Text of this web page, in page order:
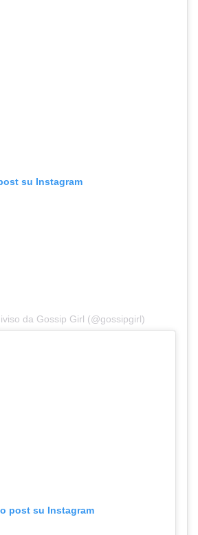
su Instagram
da Gossip Girl (@gossipgirl)
post su Instagram